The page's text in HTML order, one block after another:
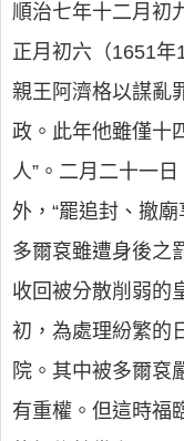
順治七年十二月初
正月初六（1651
親王阿濟格以謀亂
政。此年他雖僅十
人”。二月二十一
外，“罷追封、撤廟
多爾袞雖遭身後之
收回被分散削弱的
初，為處理紛繁的
院。其中被多爾袞
有重權。但這時福